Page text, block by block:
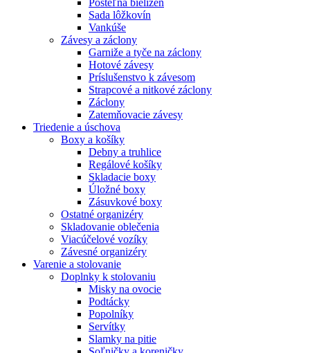
Sada lôžkovín
Vankúše
Závesy a záclony
Garniže a tyče na záclony
Hotové závesy
Príslušenstvo k závesom
Strapcové a nitkové záclony
Záclony
Zatemňovacie závesy
Triedenie a úschova
Boxy a košíky
Debny a truhlice
Regálové košíky
Skladacie boxy
Úložné boxy
Zásuvkové boxy
Ostatné organizéry
Skladovanie oblečenia
Viacúčelové vozíky
Závesné organizéry
Varenie a stolovanie
Doplnky k stolovaniu
Misky na ovocie
Podtácky
Popolníky
Servítky
Slamky na pitie